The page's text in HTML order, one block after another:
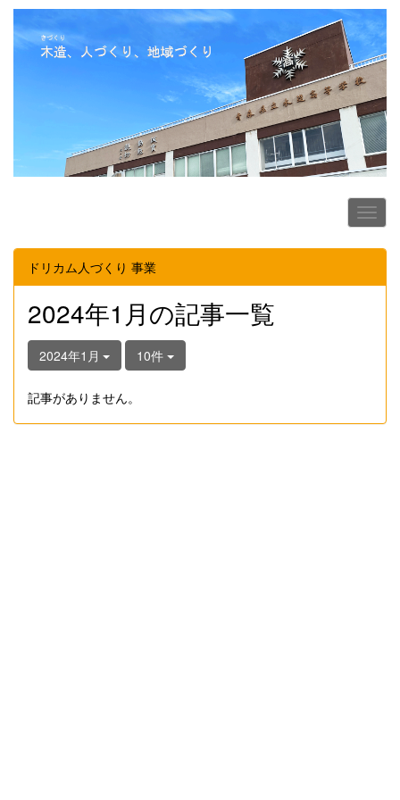
ドリカム人づくり 事業
2024年1月の記事一覧
2024年1月 10件
記事がありません。